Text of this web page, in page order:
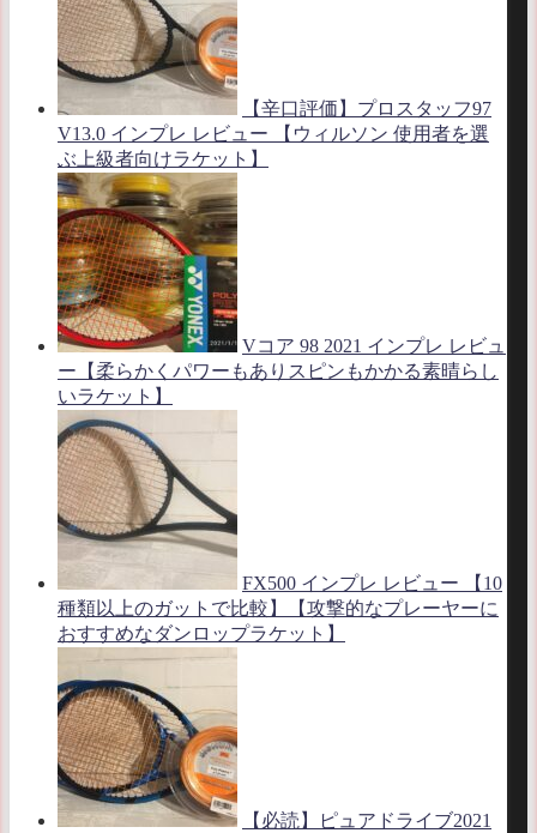
【辛口評価】プロスタッフ97
V13.0 インプレ レビュー 【ウィルソン 使用者を選
ぶ上級者向けラケット】
Vコア 98 2021 インプレ レビュ
ー【柔らかくパワーもありスピンもかかる素晴らし
いラケット】
FX500 インプレ レビュー 【10
種類以上のガットで比較】【攻撃的なプレーヤーに
おすすめなダンロップラケット】
【必読】ピュアドライブ2021